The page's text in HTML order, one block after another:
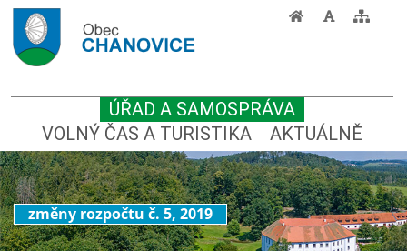
ÚŘAD A SAMOSPRÁVA
VOLNÝ ČAS A TURISTIKA
AKTUÁLNĚ
změny rozpočtu č. 5, 2019